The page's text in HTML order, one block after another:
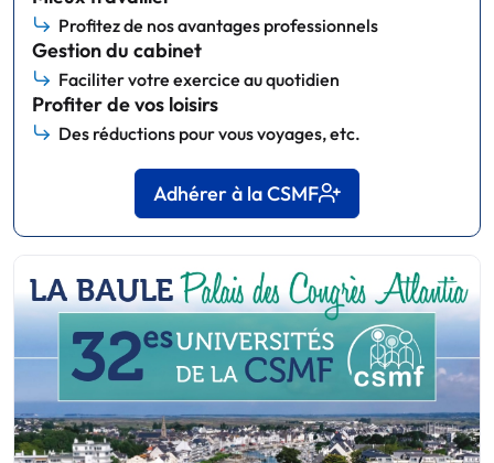
Profitez de nos avantages professionnels
Gestion du cabinet
Faciliter votre exercice au quotidien
Profiter de vos loisirs
Des réductions pour vous voyages, etc.
Adhérer à la CSMF